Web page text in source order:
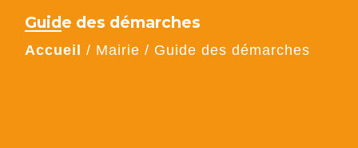
Guide des démarches
Accueil / Mairie / Guide des démarches